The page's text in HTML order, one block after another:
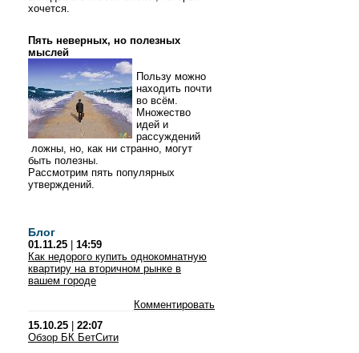
хочется.
Пять неверных, но полезных
мыслей
Пользу можно
находить почти
во всём.
Множество
идей и
рассуждений
ложны, но, как ни странно, могут
быть полезны.
Рассмотрим пять популярных
утверждений.
Блог
01.11.25
14:59
Как недорого купить однокомнатную
квартиру на вторичном рынке в
вашем городе
Комментировать
15.10.25
22:07
Обзор БК БетСити